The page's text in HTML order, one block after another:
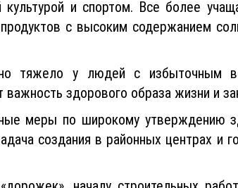
спорт.
и спортом. Все более
с высоким содержанием
тяжело у людей с избыточным
здорового образа жизни и
меры по широкому утверждению
создания в районных центрах и